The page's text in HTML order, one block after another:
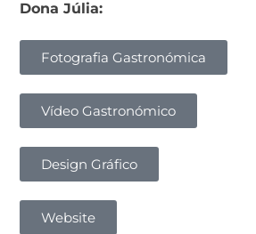
Dona Júlia:
Fotografia Gastronómica
Vídeo Gastronómico
Design Gráfico
Website